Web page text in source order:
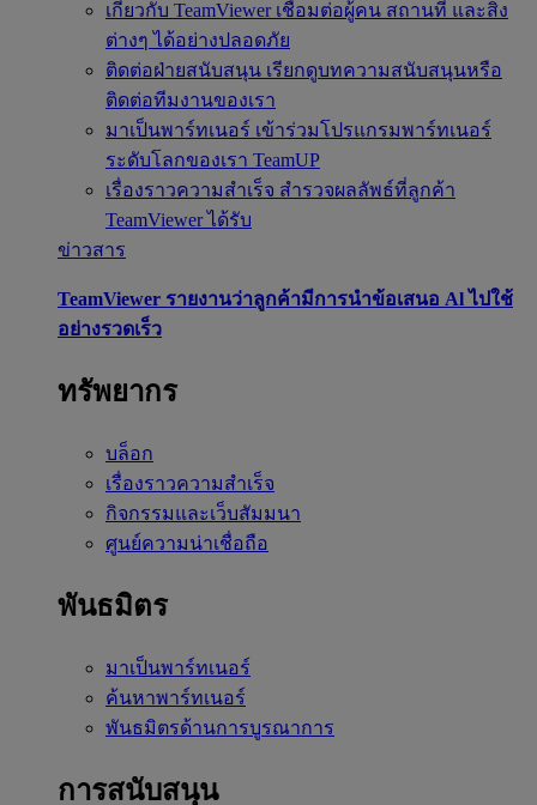
เกี่ยวกับ TeamViewer เชื่อมต่อผู้คน สถานที่ และสิ่ง
ต่างๆ ได้อย่างปลอดภัย
ติดต่อฝ่ายสนับสนุน เรียกดูบทความสนับสนุนหรือ
ติดต่อทีมงานของเรา
มาเป็นพาร์ทเนอร์ เข้าร่วมโปรแกรมพาร์ทเนอร์
ระดับโลกของเรา TeamUP
เรื่องราวความสำเร็จ สำรวจผลลัพธ์ที่ลูกค้า
TeamViewer ได้รับ
ข่าวสาร
TeamViewer รายงานว่าลูกค้ามีการนำข้อเสนอ Al ไปใช้
อย่างรวดเร็ว
ทรัพยากร
บล็อก
เรื่องราวความสำเร็จ
กิจกรรมและเว็บสัมมนา
ศูนย์ความน่าเชื่อถือ
พันธมิตร
มาเป็นพาร์ทเนอร์
ค้นหาพาร์ทเนอร์
พันธมิตรด้านการบูรณาการ
การสนับสนุน